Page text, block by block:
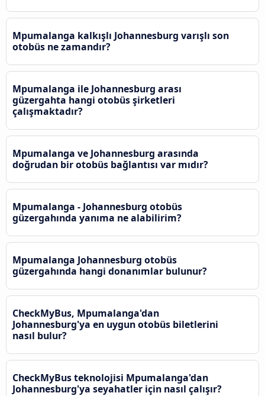
Mpumalanga kalkışlı Johannesburg varışlı son
otobüs ne zamandır?
Mpumalanga ile Johannesburg arası
güzergahta hangi otobüs şirketleri
çalışmaktadır?
Mpumalanga ve Johannesburg arasında
doğrudan bir otobüs bağlantısı var mıdır?
Mpumalanga - Johannesburg otobüs
güzergahında yanıma ne alabilirim?
Mpumalanga Johannesburg otobüs
güzergahında hangi donanımlar bulunur?
CheckMyBus, Mpumalanga'dan
Johannesburg'ya en uygun otobüs biletlerini
nasıl bulur?
CheckMyBus teknolojisi Mpumalanga'dan
Johannesburg'ya seyahatler için nasıl çalışır?